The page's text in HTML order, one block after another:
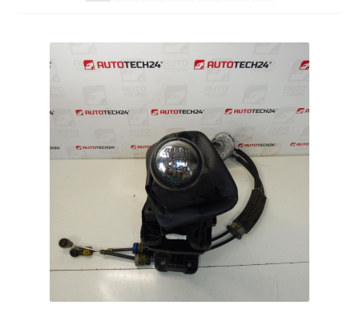
Ochrana osobních údajů
Reklamační formulář